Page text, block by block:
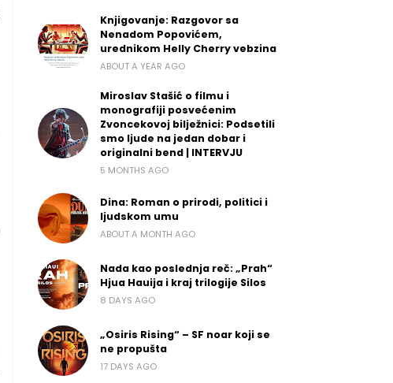
Knjigovanje: Razgovor sa
Nenadom Popovićem,
urednikom Helly Cherry vebzina
ABOUT A YEAR AGO
Miroslav Stašić o filmu i
monografiji posvećenim
Zvoncekovoj bilježnici: Podsetili
smo ljude na jedan dobar i
originalni bend | INTERVJU
5 MONTHS AGO
Dina: Roman o prirodi, politici i
ljudskom umu
ABOUT A MONTH AGO
Nada kao poslednja reč: „Prah“
Hjua Hauija i kraj trilogije Silos
8 DAYS AGO
„Osiris Rising“ – SF noar koji se
ne propušta
17 DAYS AGO